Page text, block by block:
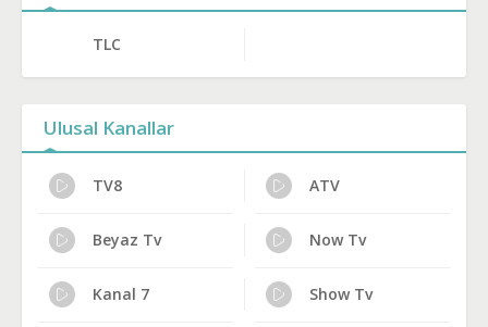
TLC
Ulusal Kanallar
TV8 ATV
Beyaz Tv Now Tv
Kanal 7 Show Tv